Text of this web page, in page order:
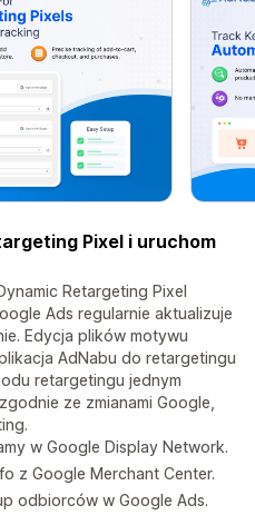
Pixel i uruchom
Retargeting Pixel
Ads regularnie aktualizuje
Edycja plików motywu
AdNabu do retargetingu
retargetingu jednym
ze zmianami Google,
w Google Display Network.
z Google Merchant Center.
odbiorców w Google Ads.